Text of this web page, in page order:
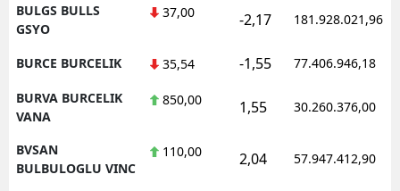
BULGS BULLS
GSYO
37,00 -2,17 181.928.021,96
BURCE BURCELIK 35,54 -1,55 77.406.946,18
BURVA BURCELIK
VANA
850,00 1,55 30.260.376,00
BVSAN
BULBULOGLU VINC
110,00 2,04 57.947.412,90